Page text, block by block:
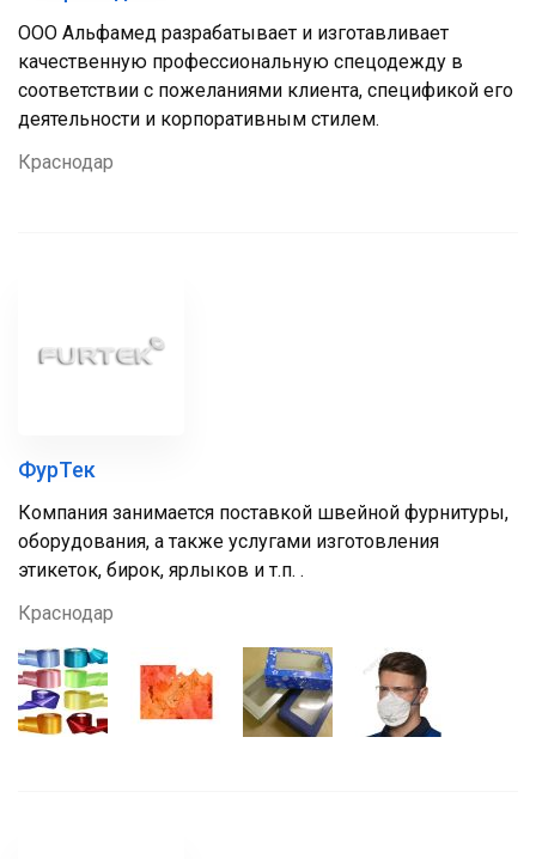
ООО Альфамед разрабатывает и изготавливает
качественную профессиональную спецодежду в
соответствии с пожеланиями клиента, спецификой его
деятельности и корпоративным стилем.
Краснодар
ФурТек
Компания занимается поставкой швейной фурнитуры,
оборудования, а также услугами изготовления
этикеток, бирок, ярлыков и т.п. .
Краснодар